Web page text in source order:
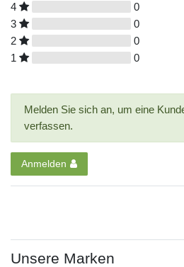
4
0
3
0
2
0
1
0
Melden Sie sich an, um eine
verfassen.
Anmelden
Unsere Marken